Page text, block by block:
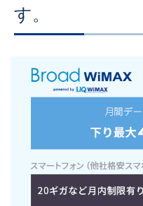
す。